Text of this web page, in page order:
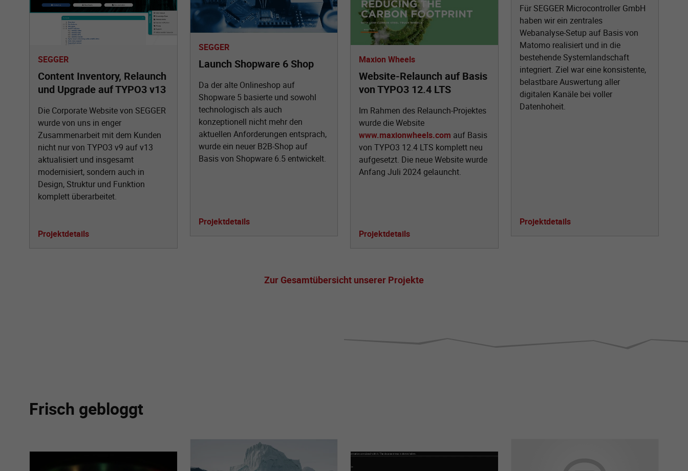
SEGGER
Content Inventory, Relaunch
und Upgrade auf TYPO3 v13
Die Corporate Website von SEGGER
wurde von uns in enger
Zusammenarbeit mit dem Kunden
nicht nur von TYPO3 v9 auf v13
aktualisiert und insgesamt
modernisiert, sondern auch in
Design, Struktur und Funktion
komplett überarbeitet.
Projektdetails
SEGGER
Launch Shopware 6 Shop
Da der alte Onlineshop auf
Shopware 5 basierte und sowohl
technologisch als auch
konzeptionell nicht mehr den
aktuellen Anforderungen entsprach,
wurde ein neuer B2B-Shop auf
Basis von Shopware 6.5 entwickelt.
Projektdetails
Maxion Wheels
Website-Relaunch auf Basis
von TYPO3 12.4 LTS
Im Rahmen des Relaunch-Projektes
wurde die Website
www.maxionwheels.com auf Basis
von TYPO3 12.4 LTS komplett neu
aufgesetzt. Die neue Website wurde
Anfang Juli 2024 gelauncht.
Projektdetails
Für SEGGER Microcontroller GmbH
haben wir ein zentrales
Webanalyse-Setup auf Basis von
Matomo realisiert und in die
bestehende Systemlandschaft
integriert. Ziel war eine konsistente,
belastbare Auswertung aller
digitalen Kanäle bei voller
Datenhoheit.
Projektdetails
Zur Gesamtübersicht unserer Projekte
Frisch gebloggt